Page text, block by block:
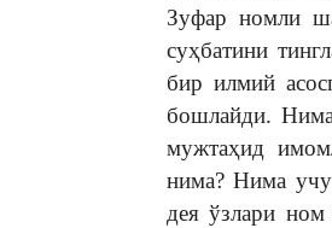
Зуфар номли
суҳбатини
бир илмий
бошлайди. Нима
мужтаҳид
нима? Нима
дея ўзлари ном